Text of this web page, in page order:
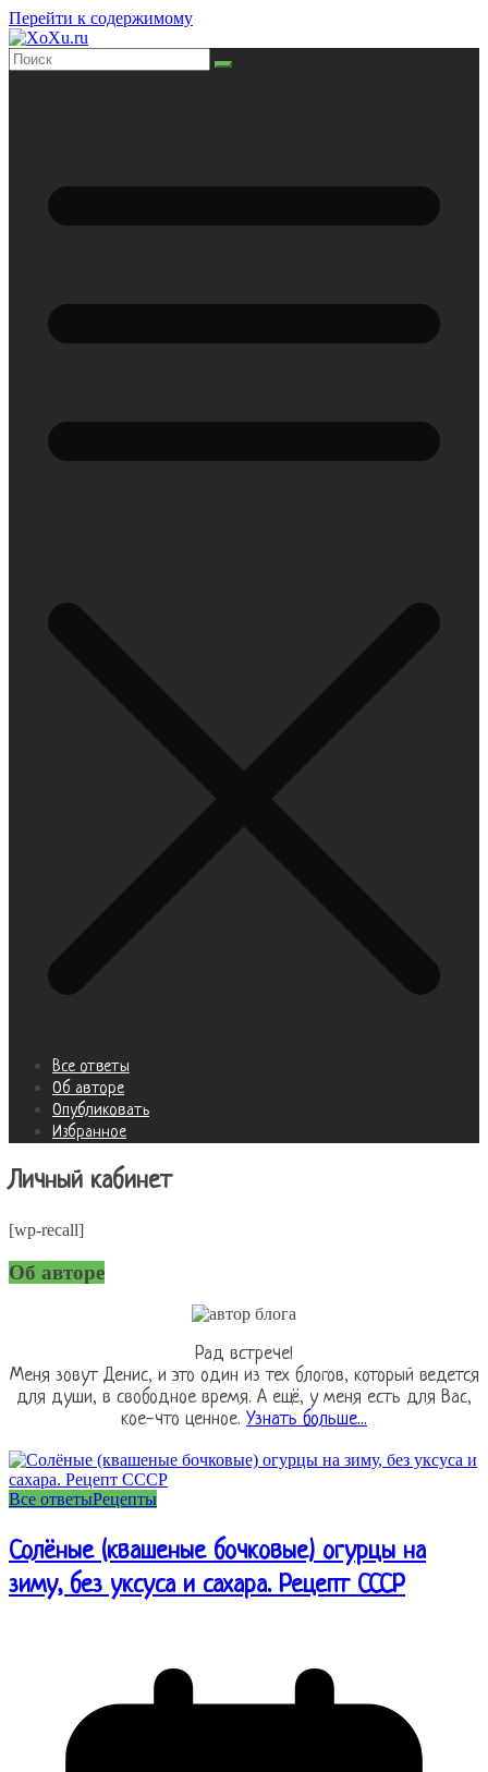
Перейти к содержимому
Все ответы
Об авторе
Опубликовать
Избранное
Личный кабинет
[wp-recall]
Об авторе
Рад встрече!
Меня зовут Денис, и это один из тех блогов, который ведется
для души, в свободное время. А ещё, у меня есть для Вас,
кое-что ценное. Узнать больше...
Все ответыРецепты
Солёные (квашеные бочковые) огурцы на
зиму, без уксуса и сахара. Рецепт СССР